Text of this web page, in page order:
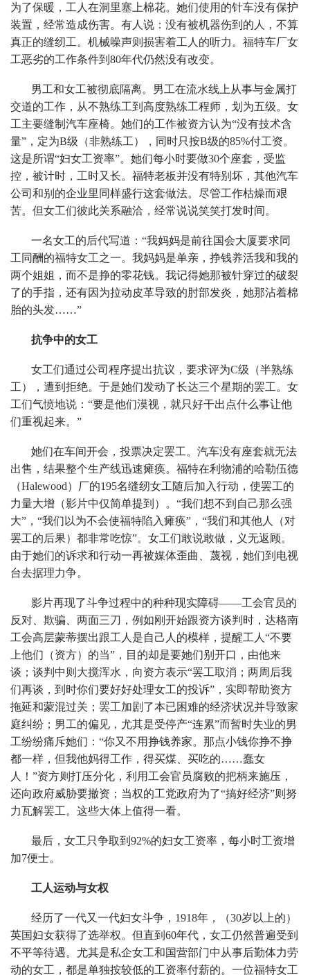
为了保暖，工人在洞里塞上棉花。她们使用的针车没有保护
装置，经常造成伤害。有人说：没有被机器伤到的人，不算
真正的缝纫工。机械噪声则损害着工人的听力。福特车厂女
工恶劣的工作条件到80年代仍然没有改变。
男工和女工被彻底隔离。男工在流水线上从事与金属打
交道的工作，从不熟练工到高度熟练工程师，划为五级。女
工主要缝制汽车座椅。她们的工作被资方认为“没有技术含
量”，定为B级（非熟练工），同时只按B级的85%付工资。
这是所谓“妇女工资率”。她们每小时要做30个座套，受监
控，被计时，工时又长。福特老板并没有特别坏，其他汽车
公司和别的企业里同样盛行这套做法。尽管工作枯燥而艰
苦。但女工们彼此关系融洽，经常说说笑笑打发时间。
一名女工的后代写道：“我妈妈是前往国会大厦要求同
工同酬的福特女工之一。我妈妈是单亲，挣钱养活我和我的
两个姐姐，而不是挣的零花钱。我记得她那被针穿过的破裂
了的手指，还有因为拉动皮革导致的肘部发炎，她那沾着棉
胎的头发……”
抗争中的女工
女工们通过公司程序提出抗议，要求评为C级（半熟练
工），遭到拒绝。于是她们发动了长达三个星期的罢工。女
工们气愤地说：“要是他们漠视，就只好干出点什么事让他
们重视起来。”
她们在车间开会，投票决定罢工。汽车没有座套就无法
出售，结果整个生产线迅速瘫痪。福特在利物浦的哈勒伍德
（Halewood）厂的195名缝纫女工随后加入行动，使罢工的
力量大增（影片中仅简单提到）。“我们想不到自己那么强
大”，“我们以为不会使福特陷入瘫痪”，“我们和其他人（对
罢工的后果）都非常吃惊”。女工们敢说敢做，义无返顾。
由于她们的诉求和行动一再被媒体歪曲、蔑视，她们到电视
台去据理力争。
影片再现了斗争过程中的种种现实障碍——工会官员的
反对、欺骗、两面三刀，例如刚开始跟资方谈判时，达格南
工会高层蒙蒂摆出跟工人是自己人的模样，提醒工人“不要
上他们（资方）的当”，目的却是要她们别开口，由他来
谈；谈判中则大搅浑水，向资方表示“罢工取消；两周后我
们再谈，到时你们要好好处理女工的投诉”，实即帮助资方
拖延和蒙混过关；罢工加剧了本已困难的经济状况并导致家
庭纠纷；男工的偏见，尤其是受停产“连累”而暂时失业的男
工纷纷痛斥她们：“你又不用挣钱养家。那点小钱你挣不挣
都一样，但我他妈得工作，得买煤、买吃的……蠢女
人！”资方则打压分化，利用工会官员腐败的把柄来施压，
还向政府威胁要撤资；当权的工党政府为了“搞好经济”则努
力瓦解罢工。这些大体上值得一看。
最后，女工只争取到92%的妇女工资率，每小时工资增
加7便士。
工人运动与女权
经历了一代又一代妇女斗争，1918年，（30岁以上的）
英国妇女获得了选举权。但直到60年代，女工仍然普遍受到
不平等待遇。尤其是私企女工和国营部门中从事后勤体力劳
动的女工，都是单独按较低的工资率付薪的。一位福特女工